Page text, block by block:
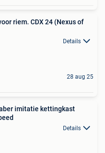
riem. CDX 24 (Nexus of
Details
28 aug 25
imitatie kettingkast
Details